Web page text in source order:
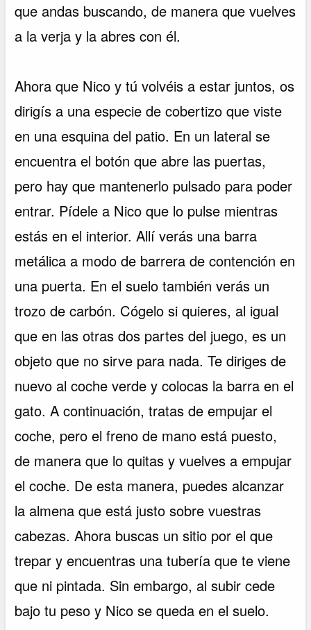
que andas buscando, de manera que vuelves
a la verja y la abres con él.
Ahora que Nico y tú volvéis a estar juntos, os
dirigís a una especie de cobertizo que viste
en una esquina del patio. En un lateral se
encuentra el botón que abre las puertas,
pero hay que mantenerlo pulsado para poder
entrar. Pídele a Nico que lo pulse mientras
estás en el interior. Allí verás una barra
metálica a modo de barrera de contención en
una puerta. En el suelo también verás un
trozo de carbón. Cógelo si quieres, al igual
que en las otras dos partes del juego, es un
objeto que no sirve para nada. Te diriges de
nuevo al coche verde y colocas la barra en el
gato. A continuación, tratas de empujar el
coche, pero el freno de mano está puesto,
de manera que lo quitas y vuelves a empujar
el coche. De esta manera, puedes alcanzar
la almena que está justo sobre vuestras
cabezas. Ahora buscas un sitio por el que
trepar y encuentras una tubería que te viene
que ni pintada. Sin embargo, al subir cede
bajo tu peso y Nico se queda en el suelo.